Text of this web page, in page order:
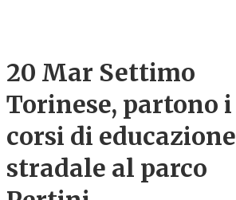
20 Mar Settimo
Torinese, partono i
corsi di educazione
stradale al parco